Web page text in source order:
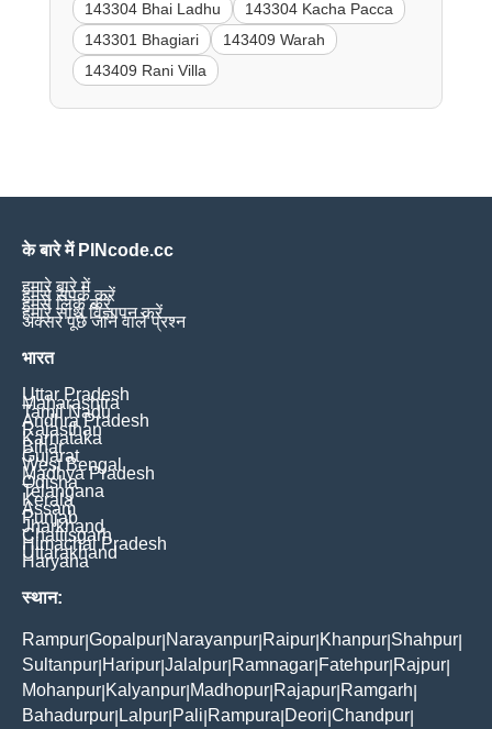
143304 Bhai Ladhu
143304 Kacha Pacca
143301 Bhagiari
143409 Warah
143409 Rani Villa
के बारे में PINcode.cc
हमारे बारे में
हमसे संपर्क करें
हमसे लिंक करें
हमारे साथ विज्ञापन करें
अक्सर पूछे जाने वाले प्रश्न
भारत
Uttar Pradesh
Maharashtra
Tamil Nadu
Andhra Pradesh
Rajasthan
Karnataka
Bihar
Gujarat
West Bengal
Madhya Pradesh
Odisha
Telangana
Kerala
Assam
Punjab
Jharkhand
Chattisgarh
Himachal Pradesh
Uttarakhand
Haryana
स्थान:
Rampur Gopalpur Narayanpur Raipur Khanpur Shahpur
Sultanpur Haripur Jalalpur Ramnagar Fatehpur Rajpur
Mohanpur Kalyanpur Madhopur Rajapur Ramgarh
Bahadurpur Lalpur Pali Rampura Deori Chandpur